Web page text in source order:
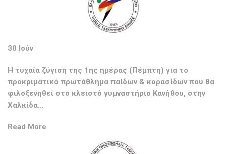
30 Ιούν
Η τυχαία ζύγιση της 1ης ημέρας (Πέμπτη) για το
προκριματικό πρωτάθλημα παίδων & κορασίδων που θα
φιλοξενηθεί στο κλειστό γυμναστήριο Κανήθου, στην
Χαλκίδα…
Read More